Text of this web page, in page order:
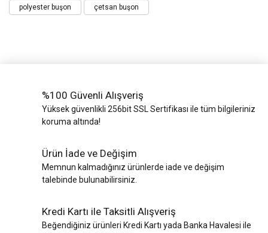
polyester buşon çetsan buşon
%100 Güvenli Alışveriş
Yüksek güvenlikli 256bit SSL Sertifikası ile tüm bilgileriniz
koruma altında!
Ürün İade ve Değişim
Memnun kalmadığınız ürünlerde iade ve değişim
talebinde bulunabilirsiniz.
Kredi Kartı ile Taksitli Alışveriş
Beğendiğiniz ürünleri Kredi Kartı yada Banka Havalesi ile